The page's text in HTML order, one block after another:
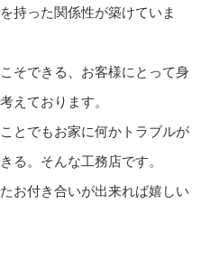
持った関係性が築けていま
そできる、お客様にとって身
えております。
とでもお家に何かトラブルが
る。そんな工務店です。
お付き合いが出来れば嬉しい